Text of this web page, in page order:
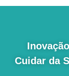
Cuidar da